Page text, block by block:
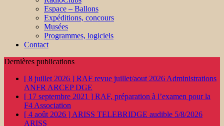
Espace – Ballons
Expéditions, concours
Musées
Programmes, logiciels
Contact
Dernières publications
[ 8 juillet 2026 ] RAF revue juillet/aout 2026 Administrations
ANFR ARCEP DGE
[ 17 septembre 2021 ] RAF, préparation à l’examen pour la
F4 Association
[ 4 août 2026 ] ARISS TELEBRIDGE audible 5/8/2026
ARISS